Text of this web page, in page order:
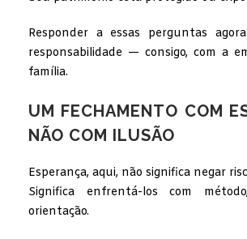
Responder a essas perguntas
responsabilidade — consigo, com a
família.
UM FECHAMENTO COM
NÃO COM ILUSÃO
Esperança, aqui, não significa negar
Significa enfrentá-los com
orientação.